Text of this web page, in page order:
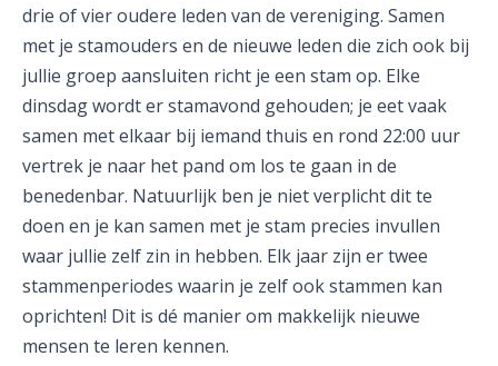
drie of vier oudere leden van de vereniging. Samen
met je stamouders en de nieuwe leden die zich ook bij
jullie groep aansluiten richt je een stam op. Elke
dinsdag wordt er stamavond gehouden; je eet vaak
samen met elkaar bij iemand thuis en rond 22:00 uur
vertrek je naar het pand om los te gaan in de
benedenbar. Natuurlijk ben je niet verplicht dit te
doen en je kan samen met je stam precies invullen
waar jullie zelf zin in hebben. Elk jaar zijn er twee
stammenperiodes waarin je zelf ook stammen kan
oprichten! Dit is dé manier om makkelijk nieuwe
mensen te leren kennen.